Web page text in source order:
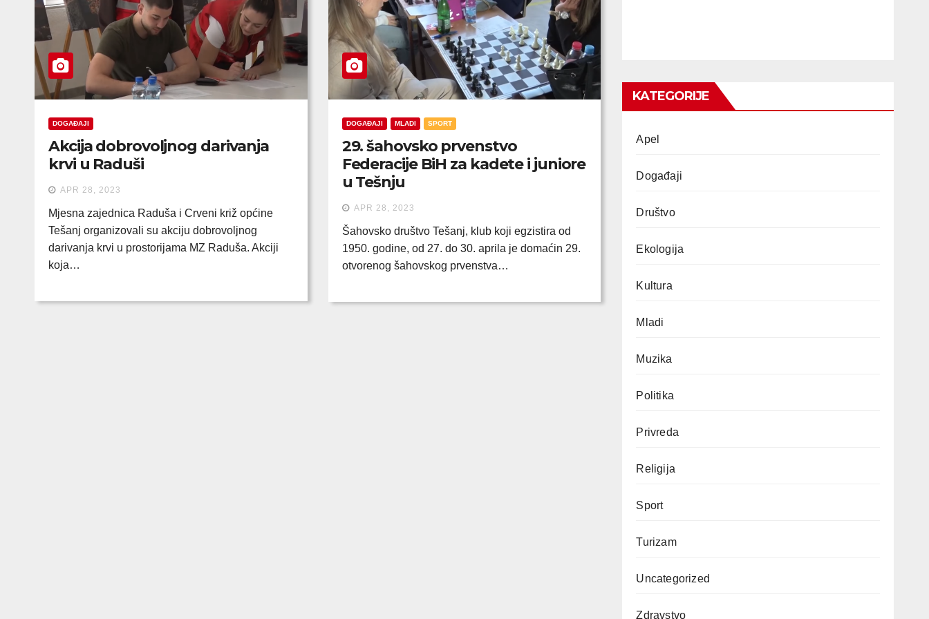
DOGAĐAJI
Akcija dobrovoljnog darivanja
krvi u Raduši
APR 28, 2023
Mjesna zajednica Raduša i Crveni križ općine
Tešanj organizovali su akciju dobrovoljnog
darivanja krvi u prostorijama MZ Raduša. Akciji
koja…
DOGAĐAJI MLADI SPORT
29. šahovsko prvenstvo
Federacije BiH za kadete i juniore
u Tešnju
APR 28, 2023
Šahovsko društvo Tešanj, klub koji egzistira od
1950. godine, od 27. do 30. aprila je domaćin 29.
otvorenog šahovskog prvenstva…
KATEGORIJE
Apel
Događaji
Društvo
Ekologija
Kultura
Mladi
Muzika
Politika
Privreda
Religija
Sport
Turizam
Uncategorized
Zdravstvo